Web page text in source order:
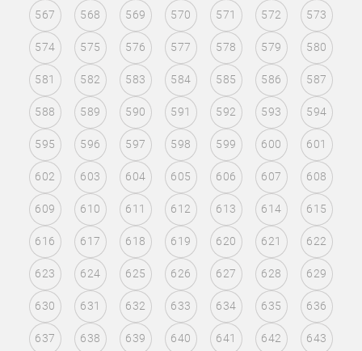
567 568 569 570 571 572 573
574 575 576 577 578 579 580
581 582 583 584 585 586 587
588 589 590 591 592 593 594
595 596 597 598 599 600 601
602 603 604 605 606 607 608
609 610 611 612 613 614 615
616 617 618 619 620 621 622
623 624 625 626 627 628 629
630 631 632 633 634 635 636
637 638 639 640 641 642 643